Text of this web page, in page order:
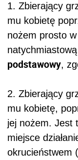
1. Zbierający
mu kobietę
nożem prosto
podstawowy,
2. Zbierający
mu kobietę,
jej nożem. Jest
miejsce
okrucieństwem